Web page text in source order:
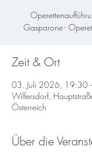
Gasparone -
Zeit & Ort
03. Juli 2026, 19:30
Wilfersdorf,
Österreich
Über die